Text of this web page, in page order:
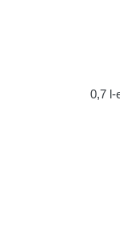
0,7 l-